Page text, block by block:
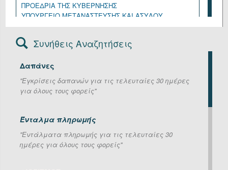
ΠΡΟΕΔΡΙΑ ΤΗΣ ΚΥΒΕΡΝΗΣΗΣ
ΥΠΟΥΡΓΕΙΟ ΜΕΤΑΝΑΣΤΕΥΣΗΣ ΚΑΙ ΑΣΥΛΟΥ
ΥΠΟΥΡΓΕΙΟ ΑΓΡΟΤΙΚΗΣ ΑΝΑΠΤΥΞΗΣ ΚΑΙ ΤΡΟΦΙΜΩΝ
ΥΠΟΥΡΓΕΙΟ ΑΝΑΠΤΥΞΗΣ
ΥΠΟΥΡΓΕΙΟ ΔΙΚΑΙΟΣΥΝΗΣ
ΥΠΟΥΡΓΕΙΟ ΕΞΩΤΕΡΙΚΩΝ
ΥΠΟΥΡΓΕΙΟ ΕΡΓΑΣΙΑΣ ΚΑΙ ΚΟΙΝΩΝΙΚΗΣ ΑΣΦΑΛΙΣΗΣ
ΥΠΟΥΡΓΕΙΟ ΕΣΩΤΕΡΙΚΩΝ
ΥΠΟΥΡΓΕΙΟ ΚΛΙΜΑΤΙΚΗΣ ΚΡΙΣΗΣ ΚΑΙ ΠΟΛΙΤΙΚΗΣ
ΥΠΟΥΡΓΕΙΟ ΚΟΙΝΩΝΙΚΗΣ ΣΥΝΟΧΗΣ ΚΑΙ
ΟΙΚΟΓΕΝΕΙΑΣ
ΥΠΟΥΡΓΕΙΟ ΝΑΥΤΙΛΙΑΣ ΚΑΙ ΝΗΣΙΩΤΙΚΗΣ ΠΟΛΙΤΙΚΗΣ
ΥΠΟΥΡΓΕΙΟ ΟΙΚΟΝΟΜΙΚΩΝ
Συνήθεις Αναζητήσεις
Δαπάνες
''Εγκρίσεις δαπανών για τις τελευταίες 30 ημέρες
για όλους τους φορείς''
Ένταλμα πληρωμής
''Εντάλματα πληρωμής για τις τελευταίες 30
ημέρες για όλους τους φορείς''